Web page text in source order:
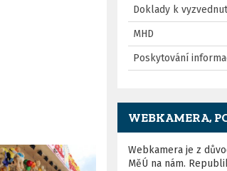
Doklady k
MHD
Poskytování
WEBKAMERA,
Webkamera je z
MěÚ na nám.